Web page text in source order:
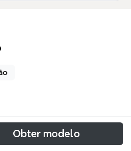
2022 de l'équipe
6 thèmes principaux et 95
Obter modelo